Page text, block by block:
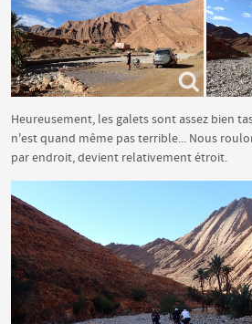
Heureusement, les galets sont assez bien
n'est quand même pas terrible... Nous
par endroit, devient relativement étroit.